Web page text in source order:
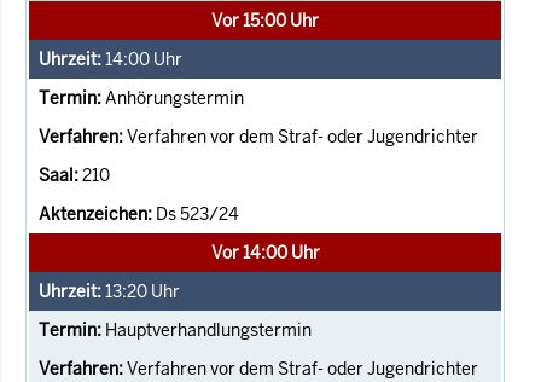
Vor 15:00 Uhr
14:00 Uhr
Anhörungstermin
Verfahren vor dem Straf- oder Jugendrichter
210
Ds 523/24
Vor 14:00 Uhr
13:20 Uhr
Hauptverhandlungstermin
Verfahren vor dem Straf- oder Jugendrichter